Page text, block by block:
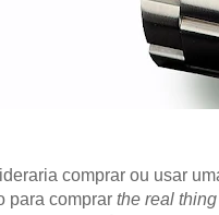
comprar ou usar
para comprar the real thing